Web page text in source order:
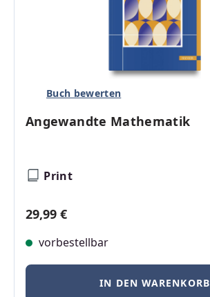
Buch bewerten
Angewandte Mathematik
Print
Regulärer Preis:
29,99 €
vorbestellbar
IN DEN WARENKORB